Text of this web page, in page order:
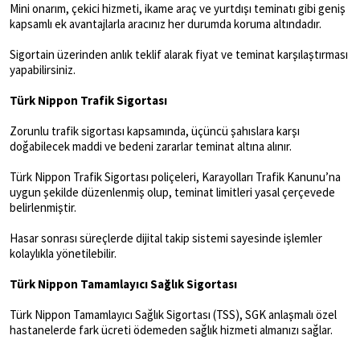
Mini onarım, çekici hizmeti, ikame araç ve yurtdışı teminatı gibi geniş
kapsamlı ek avantajlarla aracınız her durumda koruma altındadır.
Sigortain üzerinden anlık teklif alarak fiyat ve teminat karşılaştırması
yapabilirsiniz.
Türk Nippon Trafik Sigortası
Zorunlu trafik sigortası kapsamında, üçüncü şahıslara karşı
doğabilecek maddi ve bedeni zararlar teminat altına alınır.
Türk Nippon Trafik Sigortası poliçeleri, Karayolları Trafik Kanunu’na
uygun şekilde düzenlenmiş olup, teminat limitleri yasal çerçevede
belirlenmiştir.
Hasar sonrası süreçlerde dijital takip sistemi sayesinde işlemler
kolaylıkla yönetilebilir.
Türk Nippon Tamamlayıcı Sağlık Sigortası
Türk Nippon Tamamlayıcı Sağlık Sigortası (TSS), SGK anlaşmalı özel
hastanelerde fark ücreti ödemeden sağlık hizmeti almanızı sağlar.